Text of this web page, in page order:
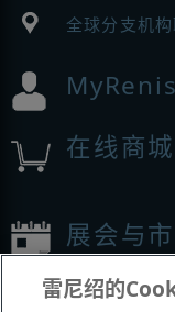
全球分支机
在线商城
展会与
我们参加的活动
雷尼绍的